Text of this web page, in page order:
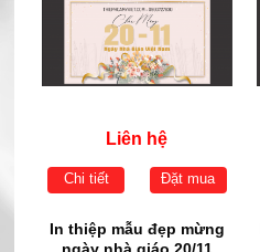
Liên hệ
Chi tiết Đặt mua
In thiệp mẫu đẹp mừng